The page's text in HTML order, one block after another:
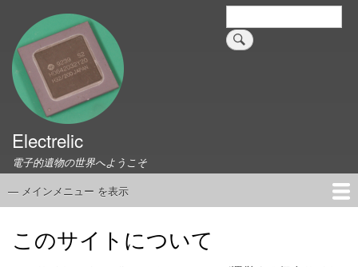
検
索
Electrelic
電子的遺物の世界へようこそ
メ
— メインメニュー を表示
このサイトについて